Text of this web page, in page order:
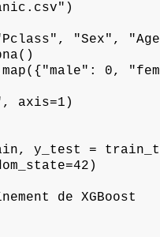
"Sex",
0,
axis=1)
y_test =
de XGBoost